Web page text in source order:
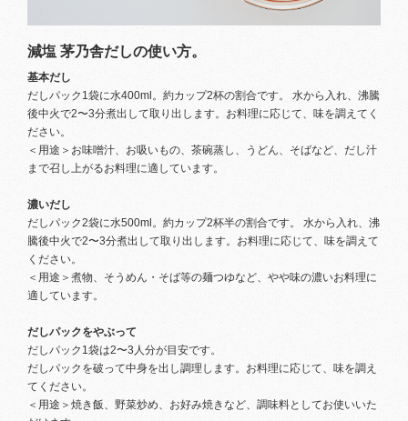
減塩 茅乃舎だしの使い方。
基本だし
だしパック1袋に水400ml。約カップ2杯の割合です。 水から入れ、沸騰
後中火で2〜3分煮出して取り出します。お料理に応じて、味を調えてく
ださい。
＜用途＞お味噌汁、お吸いもの、茶碗蒸し、うどん、そばなど、だし汁
まで召し上がるお料理に適しています。
濃いだし
だしパック2袋に水500ml。約カップ2杯半の割合です。 水から入れ、沸
騰後中火で2〜3分煮出して取り出します。お料理に応じて、味を調えて
ください。
＜用途＞煮物、そうめん・そば等の麺つゆなど、やや味の濃いお料理に
適しています。
だしパックをやぶって
だしパック1袋は2〜3人分が目安です。
だしパックを破って中身を出し調理します。お料理に応じて、味を調え
てください。
＜用途＞焼き飯、野菜炒め、お好み焼きなど、調味料としてお使いいた